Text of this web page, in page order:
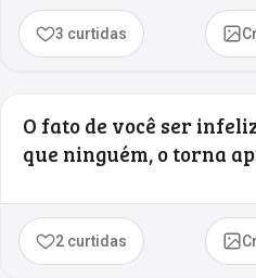
3 curtidas
O fato de você ser
que ninguém, o torna
2 curtidas